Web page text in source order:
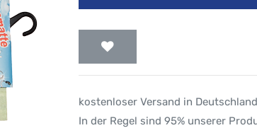
kostenloser Versand in
In der Regel sind 95% unserer